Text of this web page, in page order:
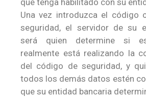
Una vez introduzca el código
seguridad, el servidor de su
será quien determine si
realmente está realizando la
del código de seguridad, y
todos los demás datos estén
que su entidad bancaria